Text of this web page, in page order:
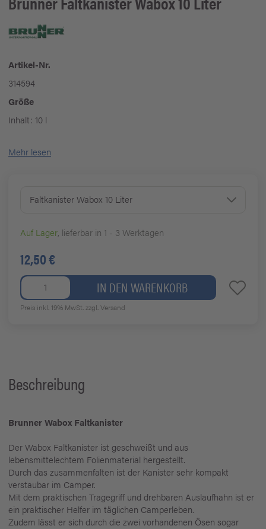
Artikel-Nr.
314594
Größe
Inhalt: 10 l
Mehr lesen
Faltkanister Wabox 10 Liter
Auf Lager, lieferbar in 1 - 3 Werktagen
12,50 €
IN DEN WARENKORB
Preis inkl. 19% MwSt.zzgl. Versand
Beschreibung
Brunner Wabox Faltkanister
Der Wabox Faltkanister ist geschweißt und aus
lebensmittelechtem Folienmaterial hergestellt.
Durch das zusammenfalten ist der Kanister sehr kompakt
verstaubar im Camper.
Mit dem praktischen Tragegriff und drehbaren Auslaufhahn ist er
ein praktischer Helfer im täglichen Camperleben.
Zudem lässt er sich durch die zwei vorhandenen Ösen sogar